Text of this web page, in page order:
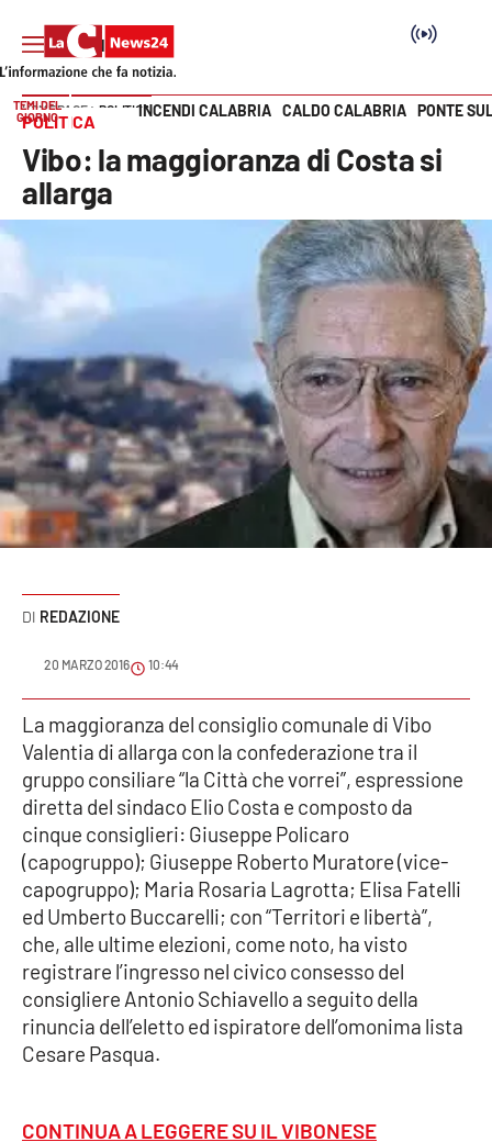
SEZIONI
Politica
Attualità
Economia e lavoro
Italia Mondo
Sanità
Cultura
Podcast
Meteo
Editoriali
VIDEO
Ambiente
Cronaca
Cultura
Vai
TEMI DEL
GIORNO
INCENDI CALABRIA CALDO CALABRIA PONTE
HOME PAGE POLITICA
POLITICA
Vibo: la maggioranza di Costa si
allarga
REDAZIONE
20 MARZO 2016 10:44
La maggioranza del consiglio comunale di Vibo
Valentia di allarga con la confederazione tra il
gruppo consiliare “la Città che vorrei”, espressione
diretta del sindaco Elio Costa e composto da
cinque consiglieri: Giuseppe Policaro
(capogruppo); Giuseppe Roberto Muratore (vice-
capogruppo); Maria Rosaria Lagrotta; Elisa Fatelli
ed Umberto Buccarelli; con “Territori e libertà”,
che, alle ultime elezioni, come noto, ha visto
registrare l’ingresso nel civico consesso del
consigliere Antonio Schiavello a seguito della
rinuncia dell’eletto ed ispiratore dell’omonima lista
Cesare Pasqua.
CONTINUA A LEGGERE SU IL VIBONESE